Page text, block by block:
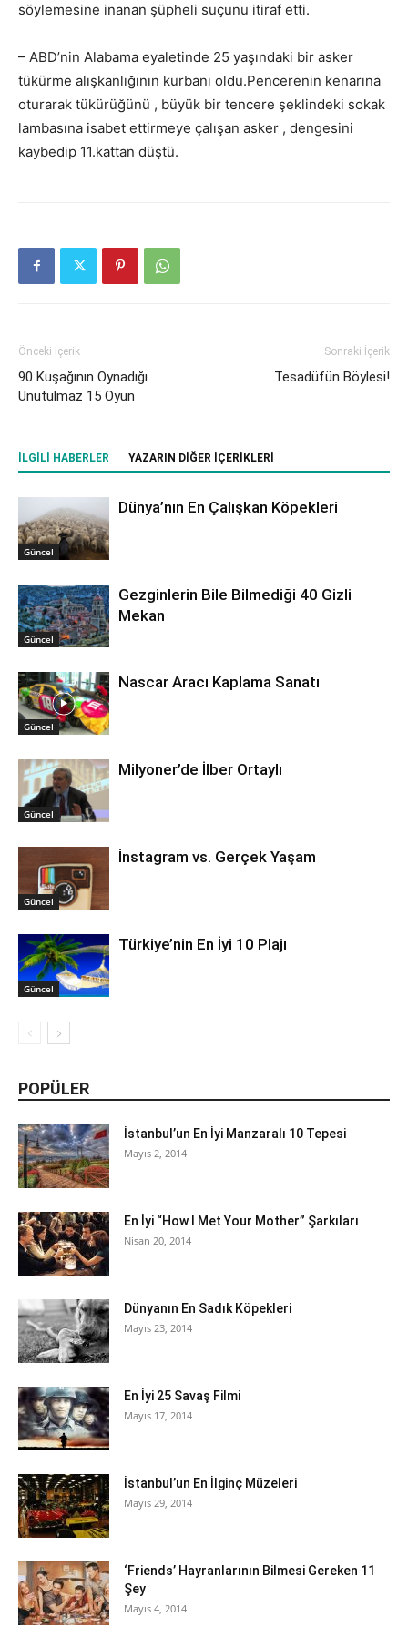
söylemesine inanan şüpheli suçunu itiraf etti.
– ABD’nin Alabama eyaletinde 25 yaşındaki bir asker
tükürme alışkanlığının kurbanı oldu.Pencerenin kenarına
oturarak tükürüğünü , büyük bir tencere şeklindeki sokak
lambasına isabet ettirmeye çalışan asker , dengesini
kaybedip 11.kattan düştü.
Önceki İçerik
90 Kuşağının Oynadığı
Unutulmaz 15 Oyun
Sonraki İçerik
Tesadüfün Böylesi!
İLGILI HABERLER YAZARIN DIĞER İÇERIKLERI
Güncel
Dünya’nın En Çalışkan Köpekleri
Güncel
Gezginlerin Bile Bilmediği 40 Gizli
Mekan
Güncel
Nascar Aracı Kaplama Sanatı
Güncel
Milyoner’de İlber Ortaylı
Güncel
İnstagram vs. Gerçek Yaşam
Güncel
Türkiye’nin En İyi 10 Plajı
POPÜLER
İstanbul’un En İyi Manzaralı 10 Tepesi
Mayıs 2, 2014
En İyi “How I Met Your Mother” Şarkıları
Nisan 20, 2014
Dünyanın En Sadık Köpekleri
Mayıs 23, 2014
En İyi 25 Savaş Filmi
Mayıs 17, 2014
İstanbul’un En İlginç Müzeleri
Mayıs 29, 2014
‘Friends’ Hayranlarının Bilmesi Gereken 11
Şey
Mayıs 4, 2014